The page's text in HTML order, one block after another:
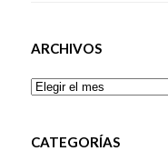
ARCHIVOS
Archivos
CATEGORÍAS